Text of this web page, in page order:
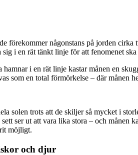
förekommer någonstans på jorden
i en rät tänkt linje för att fenomenet
hamnar i en rät linje kastar månen en
som en total förmörkelse – där månen
solen trots att de skiljer så mycket i
ser ut att vara lika stora – och
möjligt.
och djur